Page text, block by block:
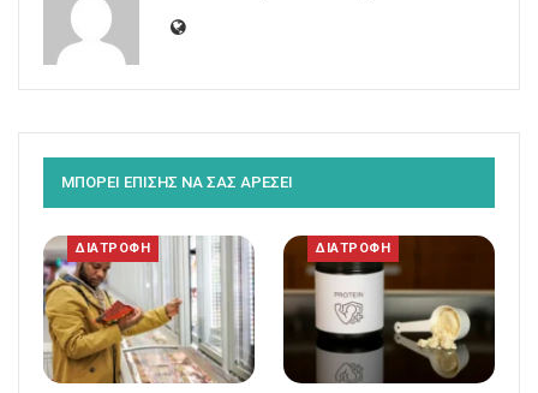
ΜΠΟΡΕΙ ΕΠΙΣΗΣ ΝΑ ΣΑΣ ΑΡΕΣΕΙ
ΔΙΑΤΡΟΦΗ ΔΙΑΤΡΟΦΗ